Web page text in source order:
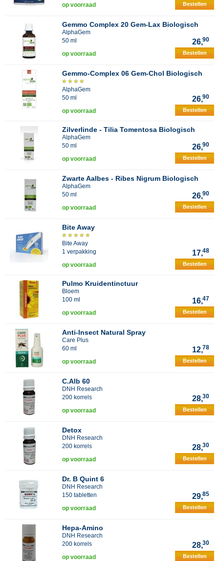
op voorraad Bestellen
Gemmo Complex 20 Gem-Lax Biologisch
AlphaGem
50 ml
26,90
op voorraad Bestellen
Gemmo-Complex 06 Gem-Chol Biologisch
AlphaGem
50 ml
26,90
op voorraad Bestellen
Zilverlinde - Tilia Tomentosa Biologisch
AlphaGem
50 ml
26,90
op voorraad Bestellen
Zwarte Aalbes - Ribes Nigrum Biologisch
AlphaGem
50 ml
26,90
op voorraad Bestellen
Bite Away
Bite Away
1 verpakking
17,48
op voorraad Bestellen
Pulmo Kruidentinctuur
Bloem
100 ml
16,47
op voorraad Bestellen
Anti-Insect Natural Spray
Care Plus
60 ml
12,78
op voorraad Bestellen
C.Alb 60
DNH Research
200 korrels
28,30
op voorraad Bestellen
Detox
DNH Research
200 korrels
28,30
op voorraad Bestellen
Dr. B Quint 6
DNH Research
150 tabletten
29,85
op voorraad Bestellen
Hepa-Amino
DNH Research
200 korrels
28,30
op voorraad Bestellen